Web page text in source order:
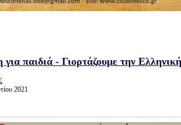
παιδιά - Γιορτάζουμε την
2021